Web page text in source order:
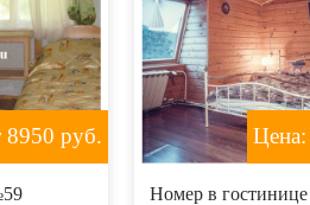
8950 руб.
Номер в гостинице